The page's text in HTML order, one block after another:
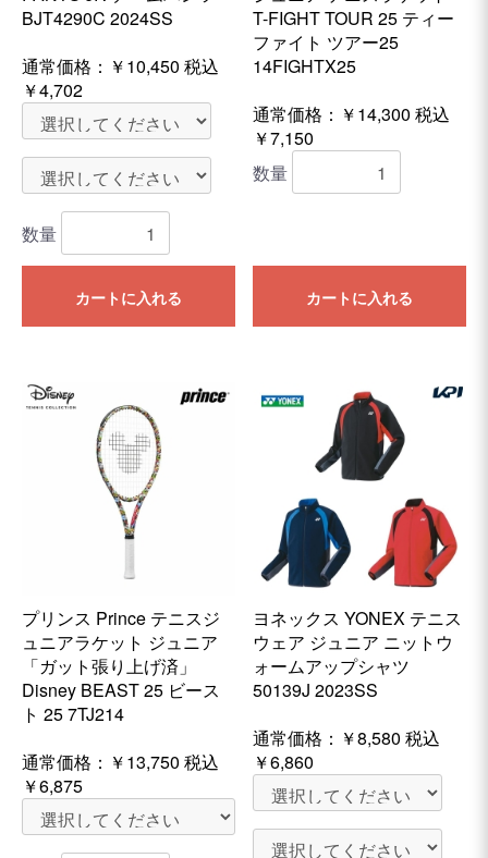
BJT4290C 2024SS
通常価格： ￥10,450 税込
￥4,702
数量
カートに入れる
T-FIGHT TOUR 25 ティー
ファイト ツアー25
14FIGHTX25
通常価格：￥14,300 税込
￥7,150
数量
カートに入れる
プリンス Prince テニスジ
ュニアラケット ジュニア
「ガット張り上げ済」
Disney BEAST 25 ビース
ト 25 7TJ214
通常価格： ￥13,750 税込
￥6,875
ヨネックス YONEX テニス
ウェア ジュニア ニットウ
ォームアップシャツ
50139J 2023SS
通常価格： ￥8,580 税込
￥6,860